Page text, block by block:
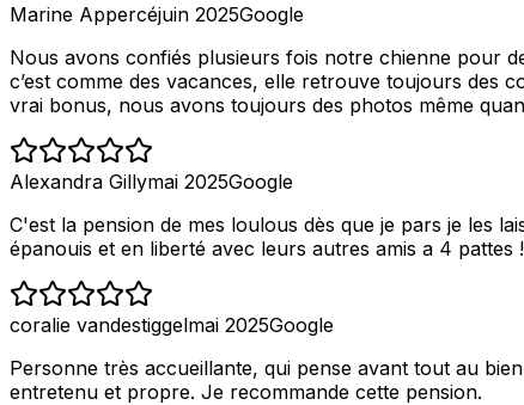
Marine Appercéjuin 2025Google
Nous avons confiés plusieurs fois notre chienne pour
c’est comme des vacances, elle retrouve toujours des
vrai bonus, nous avons toujours des photos même
Alexandra Gillymai 2025Google
C'est la pension de mes loulous dès que je pars je les
épanouis et en liberté avec leurs autres amis a 4 pattes !
coralie vandestiggelmai 2025Google
Personne très accueillante, qui pense avant tout au
entretenu et propre. Je recommande cette pension.